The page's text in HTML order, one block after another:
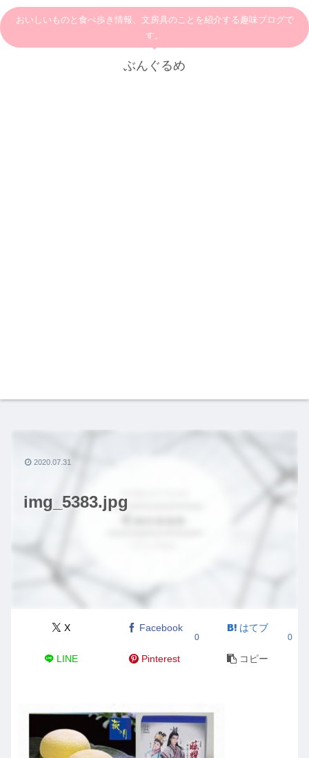
おいしいものと食べ歩き情報、文房具のことを紹介する趣味ブログで
す。
ぶんぐるめ
img_5383.jpg
X Facebook
0
はてブ
0
LINE Pinterest コピー
2020.07.31